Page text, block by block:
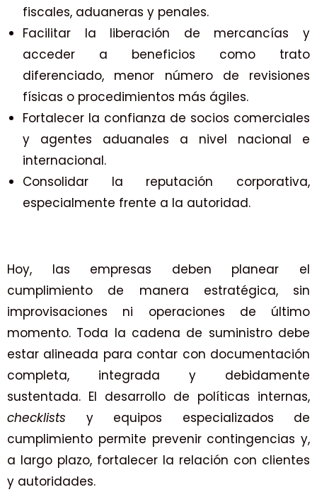
fiscales, aduaneras y penales.
Facilitar la liberación de mercancías y
acceder a beneficios como trato
diferenciado, menor número de revisiones
físicas o procedimientos más ágiles.
Fortalecer la confianza de socios comerciales
y agentes aduanales a nivel nacional e
internacional.
Consolidar la reputación corporativa,
especialmente frente a la autoridad.
Hoy, las empresas deben planear el
cumplimiento de manera estratégica, sin
improvisaciones ni operaciones de último
momento. Toda la cadena de suministro debe
estar alineada para contar con documentación
completa, integrada y debidamente
sustentada. El desarrollo de políticas internas,
checklists y equipos especializados de
cumplimiento permite prevenir contingencias y,
a largo plazo, fortalecer la relación con clientes
y autoridades.